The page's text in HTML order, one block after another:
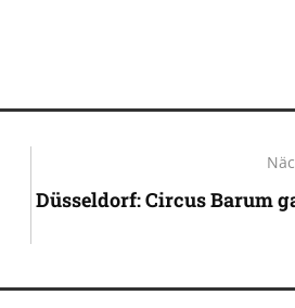
Düsseldorf: Circus Barum